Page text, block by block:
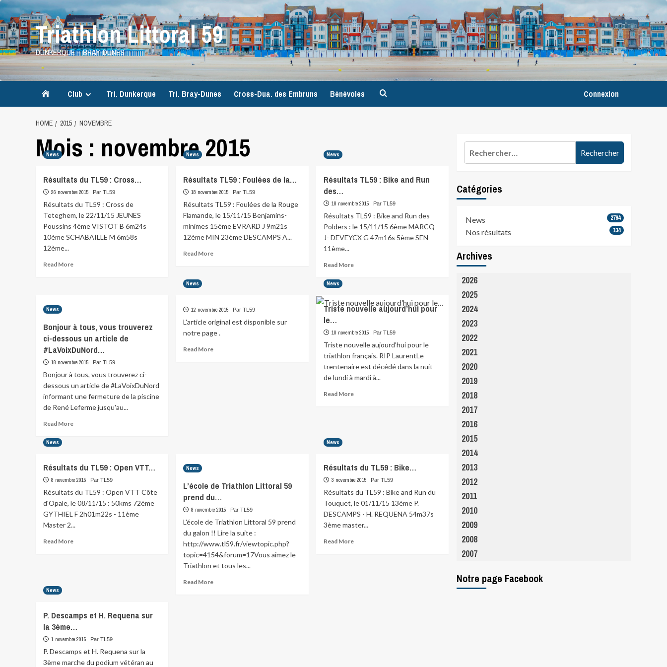
Skip
to
content
Triathlon Littoral 59
DUNKERQUE – BRAY-DUNES
Accueil
Club Tri. Dunkerque Tri. Bray-Dunes Cross-Dua. des Embruns Bénévoles Connexion
HOME 2015 NOVEMBRE
Mois : novembre 2015
News
Résultats du TL59 : Cross…
26 novembre 2015 Par TL59
Résultats du TL59 : Cross de
Teteghem, le 22/11/15 JEUNES
Poussins 4ème VISTOT B 6m24s
10ème SCHABAILLE M 6m58s
12ème...
Read MoreRead
Cross…
News
Résultats TL59 : Foulées de la…
18 novembre 2015 Par TL59
Résultats TL59 : Foulées de la Rouge
Flamande, le 15/11/15 Benjamins-
minimes 15ème EVRARD J 9m21s
12ème MIN 23ème DESCAMPS A...
Read MoreRead
Foulées
la…
News
Résultats TL59 : Bike and Run
des…
18 novembre 2015 Par TL59
Résultats TL59 : Bike and Run des
Polders : le 15/11/15 6ème MARCQ
J- DEVEYCX G 47m16s 5ème SEN
11ème...
Read MoreRead
TL59
:
and
des…
News
Bonjour à tous, vous trouverez
ci-dessous un article de
#LaVoixDuNord…
18 novembre 2015 Par TL59
Bonjour à tous, vous trouverez ci-
dessous un article de #LaVoixDuNord
informant une fermeture de la piscine
de René Leferme jusqu'au...
Read MoreRead
tous,
vous
ci-
dessous
un
article
#LaVoixDuNord…
News
12 novembre 2015 Par TL59
L'article original est disponible sur
notre page .
Read MoreRead
News
Triste nouvelle aujourd’hui pour
le…
10 novembre 2015 Par TL59
Triste nouvelle aujourd'hui pour le
triathlon français. RIP LaurentLe
trentenaire est décédé dans la nuit
de lundi à mardi à...
Read MoreRead
News
Résultats du TL59 : Open VTT…
8 novembre 2015 Par TL59
Résultats du TL59 : Open VTT Côte
d'Opale, le 08/11/15 : 50kms 72ème
GYTHIEL F 2h01m22s - 11ème
Master 2...
Read MoreRead
VTT…
News
L’école de Triathlon Littoral 59
prend du…
8 novembre 2015 Par TL59
L'école de Triathlon Littoral 59 prend
du galon !! Lire la suite :
http://www.tl59.fr/viewtopic.php?
topic=4154&forum=17Vous aimez le
Triathlon et tous les...
Read MoreRead
News
Résultats du TL59 : Bike…
3 novembre 2015 Par TL59
Résultats du TL59 : Bike and Run du
Touquet, le 01/11/15 13ème P.
DESCAMPS - H. REQUENA 54m37s
3ème master...
Read MoreRead
News
P. Descamps et H. Requena sur
la 3ème…
1 novembre 2015 Par TL59
P. Descamps et H. Requena sur la
3ème marche du podium vétéran au
Catégories
News 2794
Nos résultats 134
Archives
2026
2025
2024
2023
2022
2021
2020
2019
2018
2017
2016
2015
2014
2013
2012
2011
2010
2009
2008
2007
Notre page Facebook